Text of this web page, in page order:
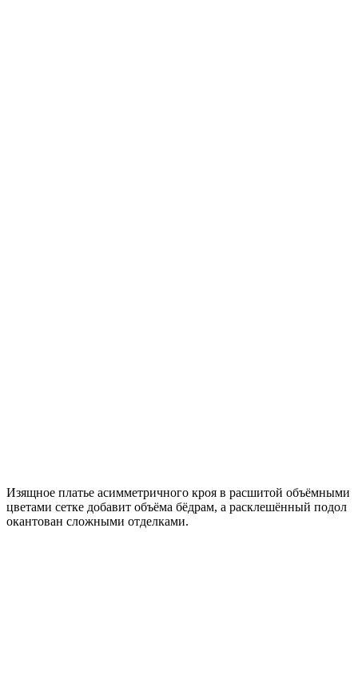
Изящное платье асимметричного кроя в расшитой объёмными
цветами сетке добавит объёма бёдрам, а расклешённый подол
окантован сложными отделками.